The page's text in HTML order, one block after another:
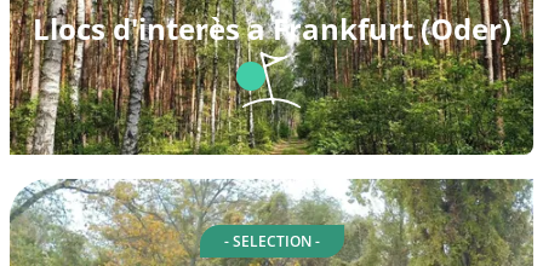
Llocs d'interès a Frankfurt (Oder)
- SELECTION -